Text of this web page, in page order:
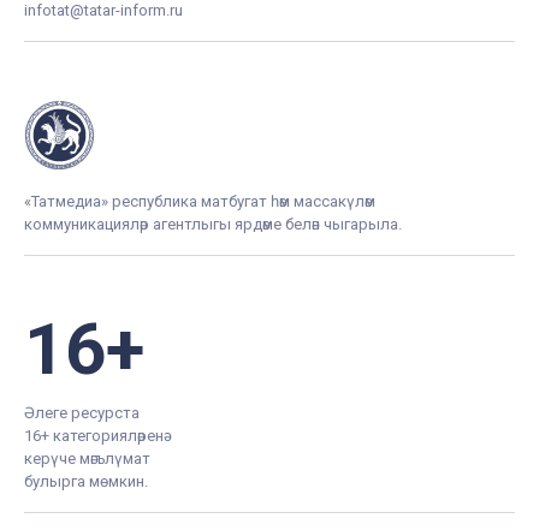
infotat@tatar-inform.ru
«Татмедиа» республика матбугат һәм массакүләм
коммуникацияләр агентлыгы ярдәме белән чыгарыла.
16+
Әлеге ресурста
16+ категорияләренә
керүче мәгълүмат
булырга мөмкин.